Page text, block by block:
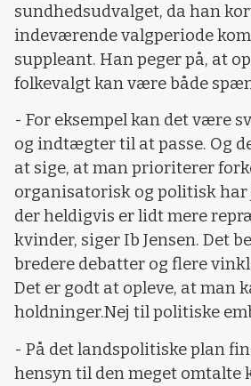
sundhedsudvalget, da han
indeværende valgperiode
suppleant. Han peger på, at
folkevalgt kan være både
- For eksempel kan det være
og indtægter til at passe. Og
at sige, at man prioriterer
organisatorisk og politisk har
der heldigvis er lidt mere
kvinder, siger Ib Jensen. Det
bredere debatter og flere
Det er godt at opleve, at man
holdninger.Nej til politiske
- På det landspolitiske plan
hensyn til den meget omtalte